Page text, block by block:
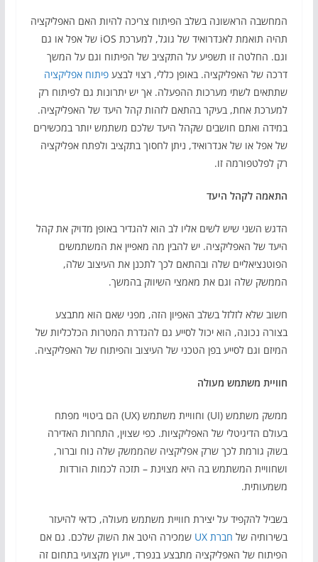
המחשבה הראשונה בשלב הפיתוח צריכה להיות האם האפליקציה
תהיה תואמת לאנדרואיד של גוגל, למערכת iOS של אפל או גם
וגם. החלטה זו תשפיע על התקציב של הפיתוח וגם על המשך
דרכה של האפליקציה. באופן כללי, רצוי לבצע פיתוח אפליקציה
שתתאים לשתי מערכות ההפעלה. אך יש יתרונות גם לפיתוח רק
למערכת אחת, בעיקר בהתאם לזהות קהל היעד של האפליקציה.
במידה ואתם חושבים שקהל היעד שלכם משתמש יותר במכשירים
של אפל או של אנדרואיד, ניתן לחסוך בתקציב ולפתח אפליקציה
רק לפלטפורמה זו.
התאמה לקהל היעד
הדגש השני שיש לשים אליו לב הוא להגדיר באופן מדויק את קהל
היעד של האפליקציה. יש להבין מה מאפיין את המשתמשים
הפוטנציאליים שלה ובהתאם לכך לתכנן את העיצוב שלה,
הממשק שלה וגם את מאמצי השיווק בהמשך.
חשוב שלא לזלזל בשלב האפיון הזה, מפני שאם הוא מתבצע
בצורה נכונה, הוא יכול לסייע גם להגדרת המטרות הכלכליות של
המיזם וגם לסייע בפן הטכני של העיצוב והפיתוח של האפליקציה.
חוויית משתמש מעולה
ממשק משתמש (UI) וחוויית משתמש (UX) הם ביטויי מפתח
בעולם הדיגיטלי של האפליקציות. כפי שצוין, התחרות האדירה
בשוק גורמת לכך שרק אפליקציה שהממשק שלה נוח וברור,
ושחוויית המשתמש בה היא מצוינת – תזכה לכמות הורדות
משמעותית.
בשביל להקפיד על יצירת חוויית משתמש מעולה, כדאי להיעזר
בשירותיה של חברת UX
שמכירה היטב את השוק שלכם. גם אם
הפיתוח של האפליקציה מתבצע בנפרד, ייעוץ מקצועי בתחום זה